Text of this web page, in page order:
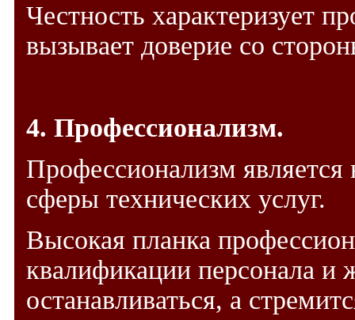
Честность характеризует
вызывает доверие со
4. Профессионализм.
Профессионализм является
сферы технических услуг.
Высокая планка
квалификации персонала и
останавливаться, а